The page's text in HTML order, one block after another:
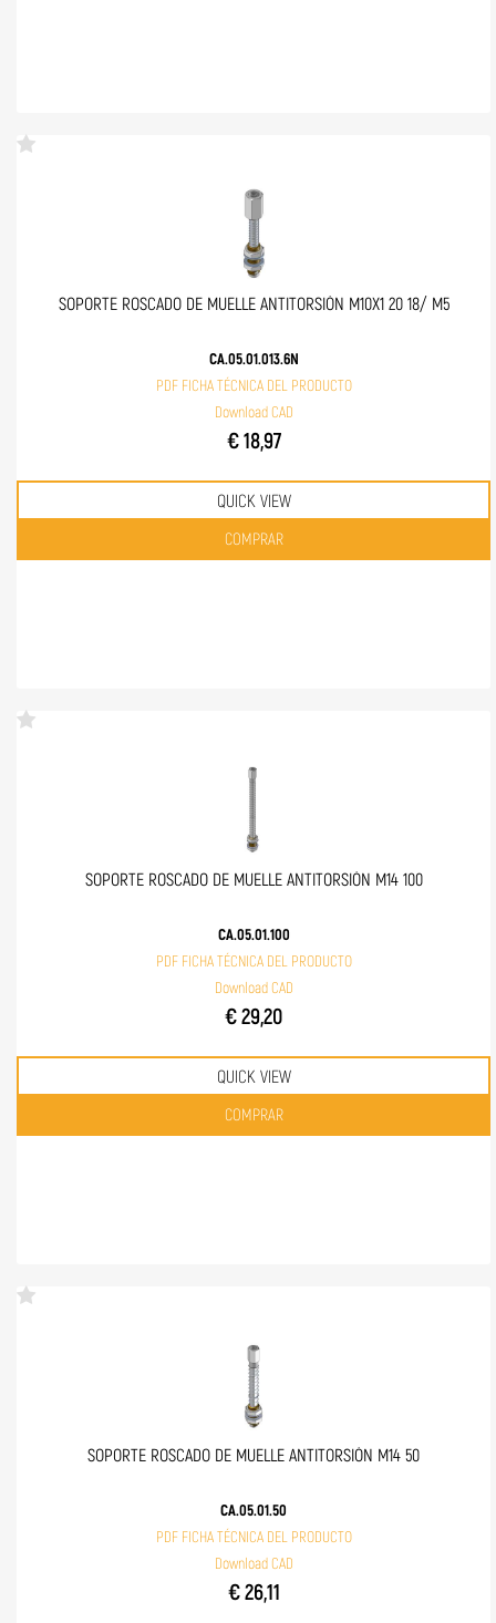
SOPORTE ROSCADO DE MUELLE ANTITORSIÓN M10X1 20 18/ M5
CA.05.01.013.6N
PDF FICHA TÉCNICA DEL PRODUCTO
Download CAD
€ 18,97
QUICK VIEW
Quantità
COMPRAR
SOPORTE ROSCADO DE MUELLE ANTITORSIÓN M14 100
CA.05.01.100
PDF FICHA TÉCNICA DEL PRODUCTO
Download CAD
€ 29,20
QUICK VIEW
Quantità
COMPRAR
SOPORTE ROSCADO DE MUELLE ANTITORSIÓN M14 50
CA.05.01.50
PDF FICHA TÉCNICA DEL PRODUCTO
Download CAD
€ 26,11